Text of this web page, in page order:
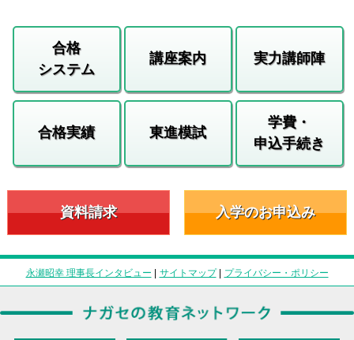
合格
システム
講座案内 実力講師陣
合格実績 東進模試
学費・
申込手続き
資料請求 入学のお申込み
永瀬昭幸 理事長インタビュー | サイトマップ| プライバシー・ポリシー